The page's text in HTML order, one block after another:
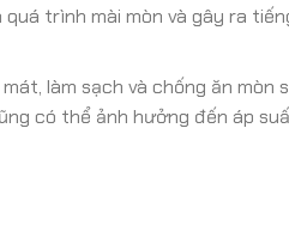
trình mài mòn và gây ra
làm sạch và chống ăn mòn
có thể ảnh hưởng đến áp